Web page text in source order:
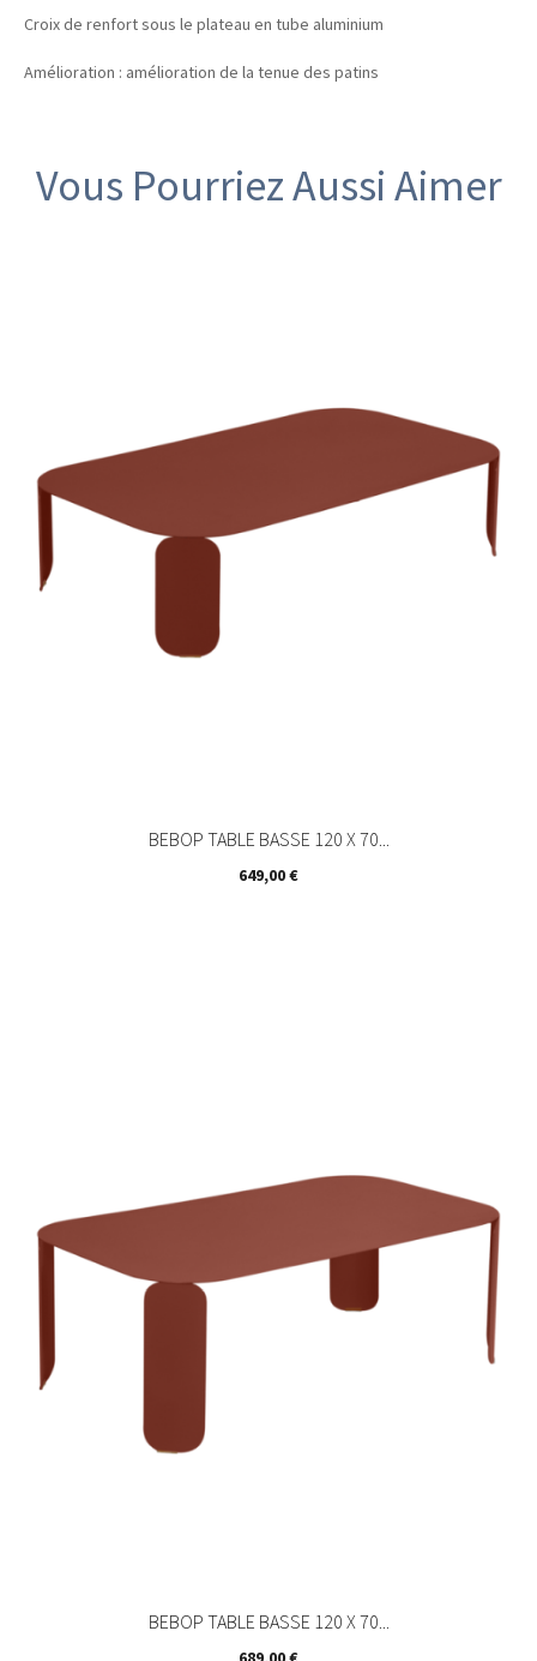
Croix de renfort sous le plateau en tube aluminium
Amélioration : amélioration de la tenue des patins
Vous Pourriez Aussi Aimer
BEBOP TABLE BASSE 120 X 70...
Prix
649,00 €
BEBOP TABLE BASSE 120 X 70...
Prix